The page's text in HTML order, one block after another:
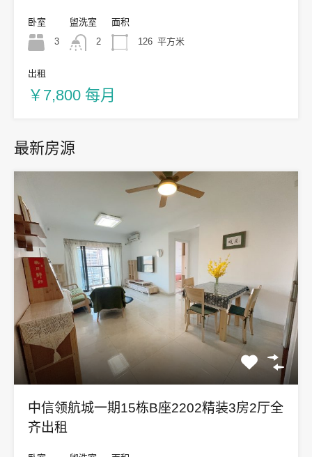
卧室
3
盥洗室
2
面积
126 平方米
出租
￥7,800 每月
最新房源
中信领航城一期15栋B座2202精装3房2厅全
齐出租